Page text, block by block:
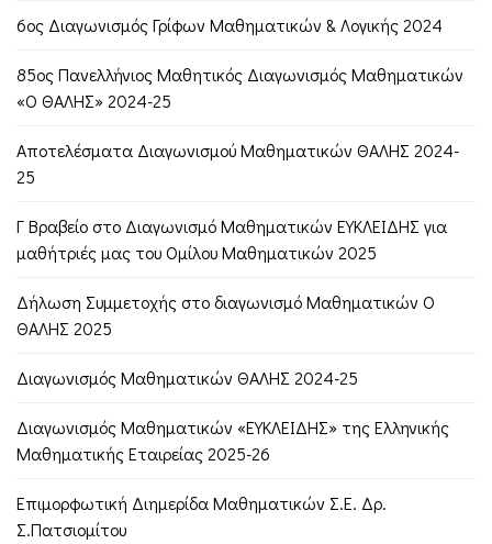
6ος Διαγωνισμός Γρίφων Μαθηματικών & Λογικής 2024
85ος Πανελλήνιος Μαθητικός Διαγωνισμός Μαθηματικών
«Ο ΘΑΛΗΣ» 2024-25
Αποτελέσματα Διαγωνισμού Μαθηματικών ΘΑΛΗΣ 2024-
25
Γ Βραβείο στο Διαγωνισμό Μαθηματικών ΕΥΚΛΕΙΔΗΣ για
μαθήτριές μας του Ομίλου Μαθηματικών 2025
Δήλωση Συμμετοχής στο διαγωνισμό Μαθηματικών Ο
ΘΑΛΗΣ 2025
Διαγωνισμός Μαθηματικών ΘΑΛΗΣ 2024-25
Διαγωνισμός Μαθηματικών «ΕΥΚΛΕΙΔΗΣ» της Ελληνικής
Μαθηματικής Εταιρείας 2025-26
Επιμορφωτική Διημερίδα Μαθηματικών Σ.Ε. Δρ.
Σ.Πατσιομίτου